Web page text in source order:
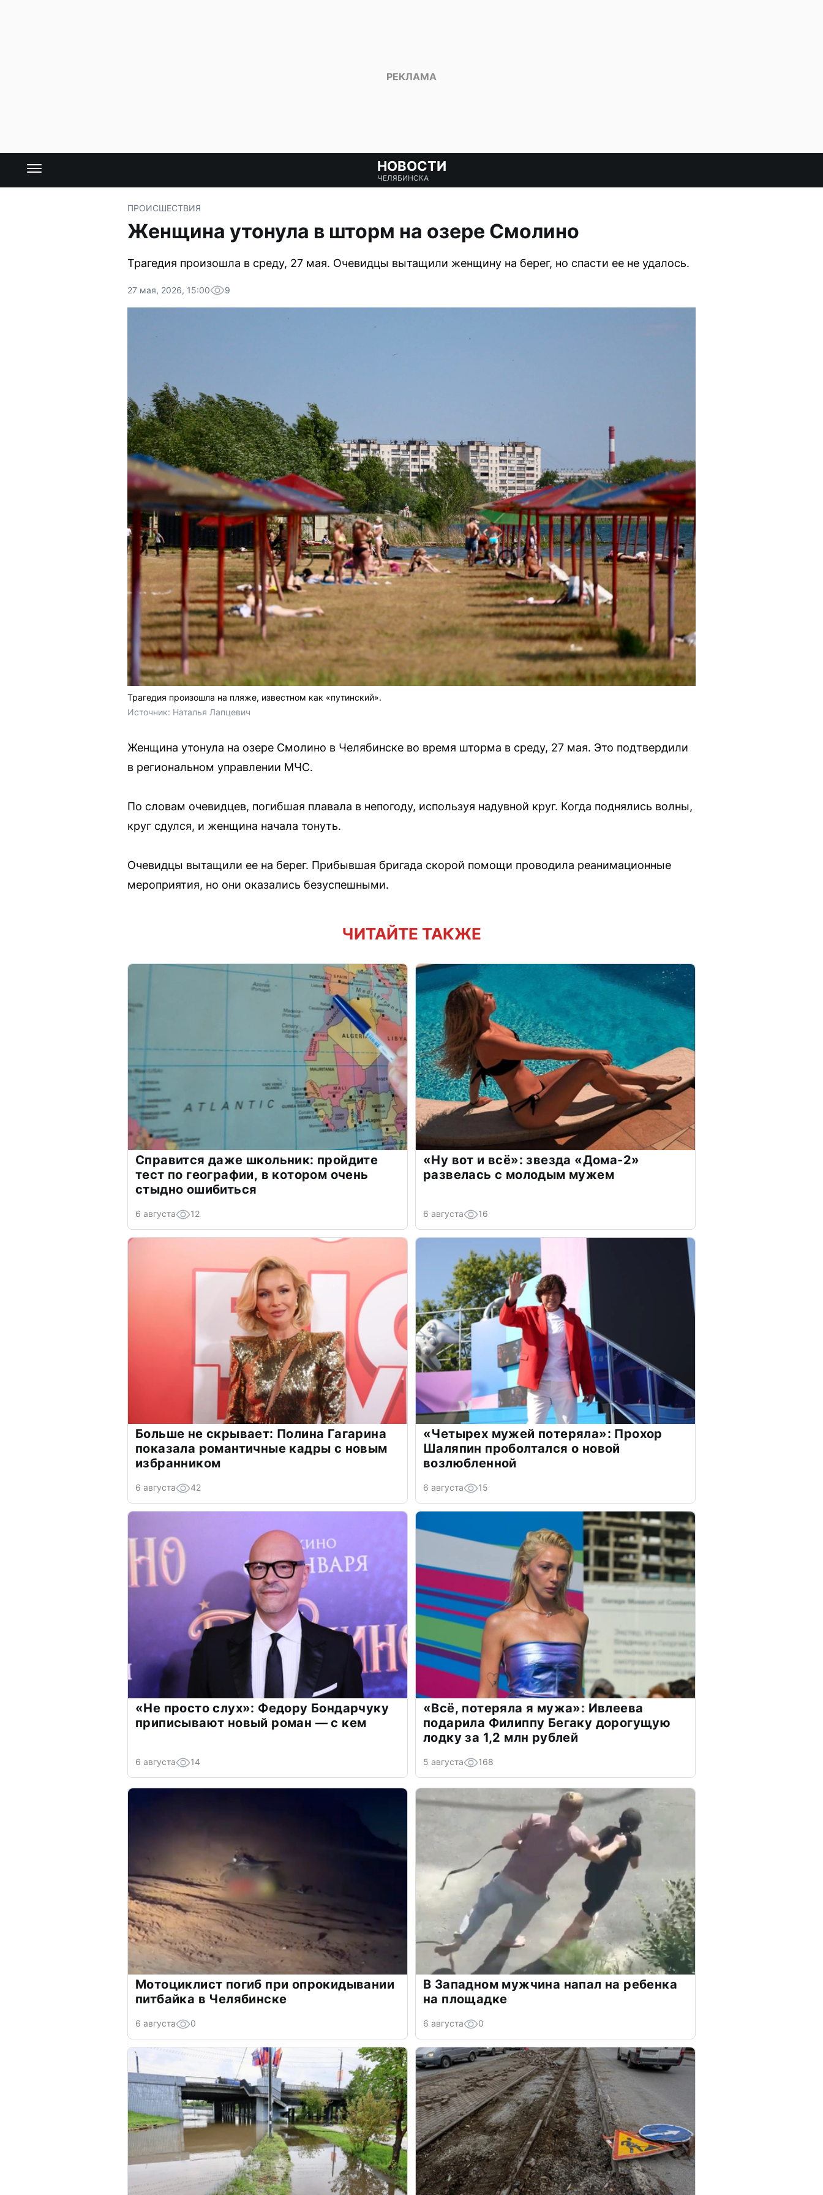
НОВОСТИ
ЧЕЛЯБИНСКА
ПРОИСШЕСТВИЯ
Женщина утонула в шторм на озере Смолино
Трагедия произошла в среду, 27 мая. Очевидцы вытащили женщину на берег, но спасти ее не удалось.
27 мая, 2026, 15:00 9
Трагедия произошла на пляже, известном как «путинский».
Источник: Наталья Лапцевич
Женщина утонула на озере Смолино в Челябинске во время шторма в среду, 27 мая. Это подтвердили
в региональном управлении МЧС.
По словам очевидцев, погибшая плавала в непогоду, используя надувной круг. Когда поднялись волны,
круг сдулся, и женщина начала тонуть.
Очевидцы вытащили ее на берег. Прибывшая бригада скорой помощи проводила реанимационные
мероприятия, но они оказались безуспешными.
ЧИТАЙТЕ ТАКЖЕ
Справится даже школьник: пройдите
тест по географии, в котором очень
стыдно ошибиться
6 августа 12
«Ну вот и всё»: звезда «Дома-2»
развелась с молодым мужем
6 августа 16
Больше не скрывает: Полина Гагарина
показала романтичные кадры с новым
избранником
6 августа 42
«Четырех мужей потеряла»: Прохор
Шаляпин проболтался о новой
возлюбленной
6 августа 15
«Не просто слух»: Федору Бондарчуку
приписывают новый роман — с кем
6 августа 14
«Всё, потеряла я мужа»: Ивлеева
подарила Филиппу Бегаку дорогущую
лодку за 1,2 млн рублей
5 августа 168
Мотоциклист погиб при опрокидывании
питбайка в Челябинске
6 августа 0
В Западном мужчина напал на ребенка
на площадке
6 августа 0